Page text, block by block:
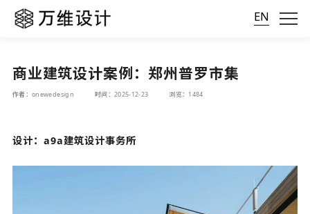
EN
商业建筑设计案例：郑州普罗市集
作者：onewedesign 时间：2025-12-23 浏览：1484
设计：a9a建筑设计事务所